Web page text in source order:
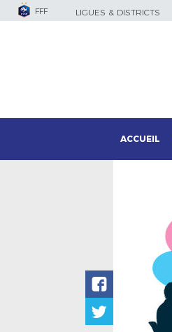
FFF LIGUES & DISTRICTS
ACCUEIL